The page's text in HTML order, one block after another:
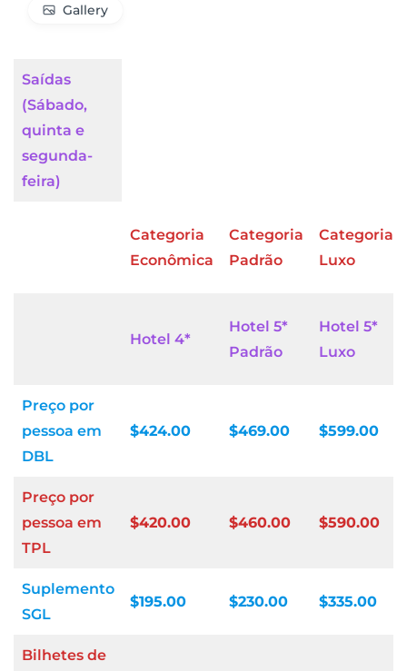
Gallery
Saídas
(Sábado,
quinta e
segunda-
feira)
Categoria
Econômica
Categoria
Padrão
Categoria
Luxo
Hotel 4*
Hotel 5*
Padrão
Hotel 5*
Luxo
Preço por
pessoa em
DBL
$424.00 $469.00 $599.00
Preço por
pessoa em
TPL
$420.00 $460.00 $590.00
Suplemento
SGL
$195.00 $230.00 $335.00
Bilhetes de